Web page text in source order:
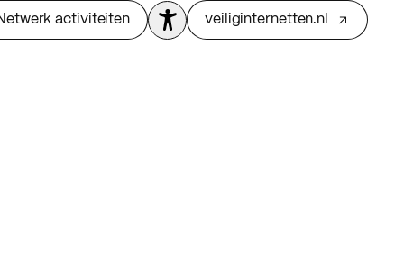
activiteiten veiliginternetten.nl